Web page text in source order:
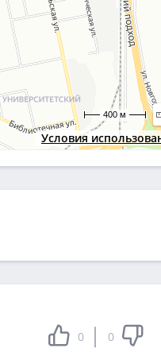
Условия
400 м
0 0